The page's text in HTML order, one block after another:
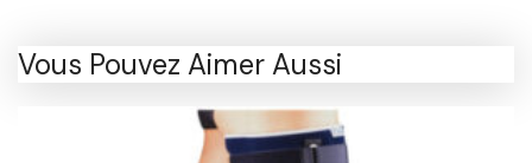
Vous Pouvez Aimer Aussi